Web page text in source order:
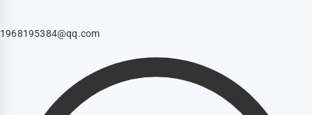
1968195384@qq.com